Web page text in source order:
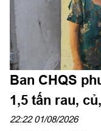
Ban CHQS
1,5 tấn rau,
hoàn cảnh khó
22:22 01/08/2026